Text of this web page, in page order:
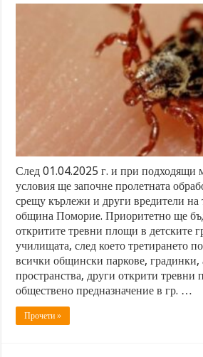
След 01.04.2025 г. и при подходящи
условия ще започне пролетната
срещу кърлежи и други вредители на
община Поморие. Приоритетно ще
откритите тревни площи в детските
училищата, след което третирането
всички общински паркове,
пространства, други открити тревни
обществено предназначение в гр. …
Прочети »